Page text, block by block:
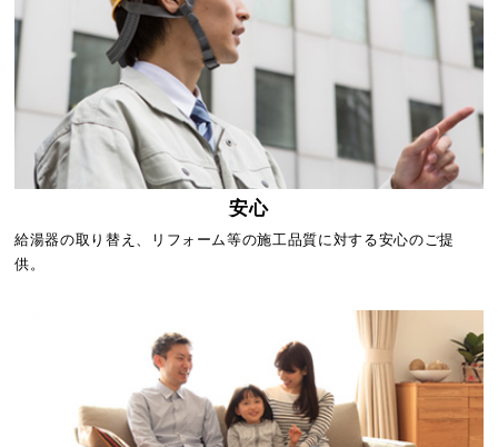
安心
給湯器の取り替え、リフォーム等の施工品質に対する安心のご提
供。